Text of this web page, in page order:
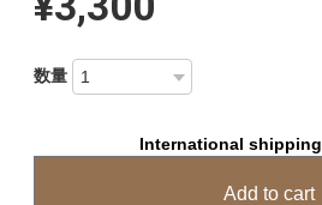
数量
International
Add to cart